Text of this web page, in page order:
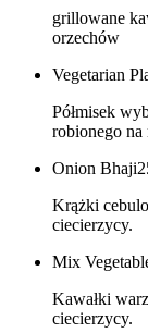
grillowane
orzechów
Vegetarian
Półmisek
robionego na
Onion Bhaji
Krążki
ciecierzycy.
Mix
Kawałki
ciecierzycy.